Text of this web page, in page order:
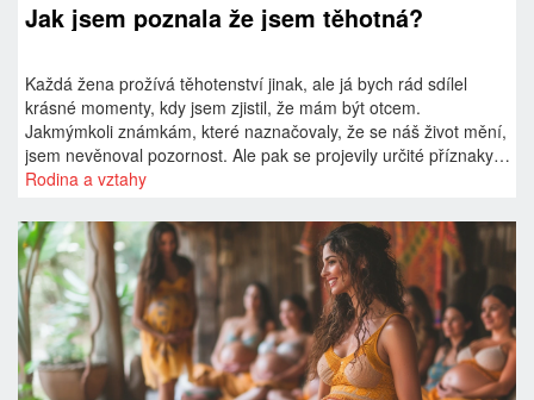
Jak jsem poznala že jsem těhotná?
Každá žena prožívá těhotenství jinak, ale já bych rád sdílel
krásné momenty, kdy jsem zjistil, že mám být otcem.
Jakmýmkoli známkám, které naznačovaly, že se náš život mění,
jsem nevěnoval pozornost. Ale pak se projevily určité příznaky,
jako změny nálad, zvláštní chutě a přebujelý citový život.
těhotenství změnilo život.
Rodina a vztahy